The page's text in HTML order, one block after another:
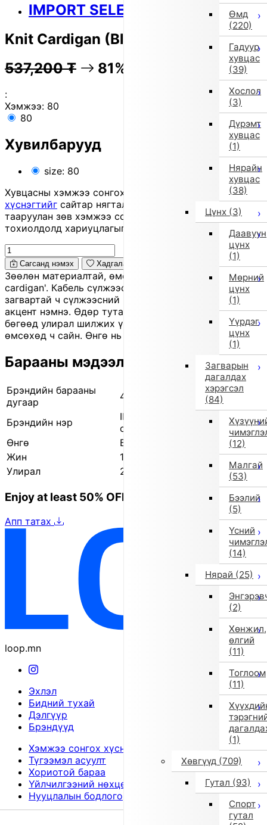
Өмд
(220)
Гадуур
хувцас
(39)
Хослол
(3)
Дүрэмт
хувцас
(1)
Нярайн
хувцас
(38)
Цүнх (3)
Даавуун
цүнх
(1)
Мөрний
цүнх
(1)
Үүрдэг
цүнх
(1)
Загварын
дагалдах
хэрэгсэл
(84)
(12)
Малгай
(53)
Бээлий
(5)
Үсний
(14)
Нярай (25)
(2)
Хөнжил,
өлгий
(11)
Тоглоом
(11)
(1)
Хөвгүүд (709)
Гутал (93)
Спорт
гутал
IMPORT SELECT
Knit Cardigan (Blue)
537,200 ₮ 81% OFF ₮
:
Хэмжээ: 80
80
Хувилбарууд
size: 80
Хувцасны хэмжээ сонгохдоо
хэмжээ сонгох
хүснэгтийг сайтар нягталж, биеийн хэмжээтэйгээ
тааруулан зөв хэмжээ сонгоно уу, хувцас таарахгүй
тохиолдолд хариуцлагыг захиалагч өөрөө хүлээнэ.
Сагсанд нэмэх Хадгалах
Зөөлөн материалтай, өмсөхөд эвтэйхэн 'knit
cardigan'. Кабель сүлжээс нь дэгжин төрх өгч, энгийн
загвартай ч сүлжээсний нарийн хээ нь даруухан
акцент нэмнэ. Өдөр тутам өмсөхөд тохиромжтой
бөгөөд улирал шилжих үеэр гадуур давхарлаж
өмсөхөд ч сайн. Өнгө нь 'blue'.
Барааны мэдээлэл
Брэндийн барааны
дугаар
440404567 4
Брэндийн нэр
IMPORT SELECT (Импорт
селект)
Өнгө
Бусад (4)
Жин
140.0г
Улирал
2025 оны намар-өвөл
Enjoy at least 50% OFF Tokyo fashion
Апп татах
loop.mn
Эхлэл
Бидний тухай
Дэлгүүр
Брэндүүд
Хэмжээ сонгох хүснэгт
Түгээмэл асуулт
Хориотой бараа
Үйлчилгээний нөхцөл
Нууцлалын бодлого